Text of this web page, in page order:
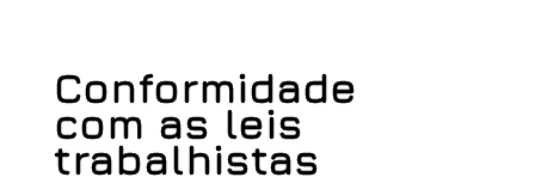
Conformidade
com as leis
trabalhistas